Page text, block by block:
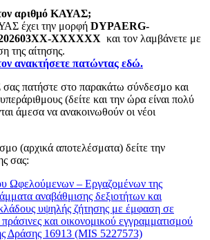
αριθμό ΚΑΥΑΣ;
έχει την μορφή DYPAERG-
ΧΧΧΧΧΧ και τον λαμβάνετε με
της αίτησης.
ανακτήσετε πατώντας εδώ.
πατήστε στο παρακάτω σύνδεσμο και
υπεράριθμους (δείτε και την ώρα είναι πολύ
άμεσα να ανακοινωθούν οι νέοι
(αρχικά αποτελέσματα) δείτε την
σας:
Ωφελούμενων – Εργαζομένων της
αναβάθμισης δεξιοτήτων και
υψηλής ζήτησης με έμφαση σε
πράσινες και οικονομικού εγγραμματισμού
Δράσης 16913 (MIS 5227573)